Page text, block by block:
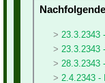
23.3.2343
23.3.2343
28.3.2343
2.4.2343 -